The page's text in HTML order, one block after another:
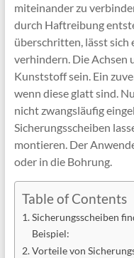
miteinander zu
durch Haftreibung
überschritten, lässt sich
verhindern. Die Achsen
Kunststoff sein. Ein
wenn diese glatt sind.
nicht zwangsläufig
Sicherungsscheiben
montieren. Der
oder in die Bohrung.
Table of Contents
Sicherungsscheiben
Beispiel:
Vorteile von